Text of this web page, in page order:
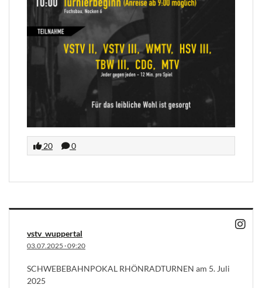
20 0
vstv_wuppertal
03.07.2025 ·09:20
SCHWEBEBAHNPOKAL RHÖNRADTURNEN am 5. Juli
2025